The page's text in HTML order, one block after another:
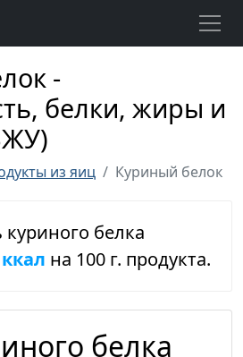
-
белки, жиры и
из яиц Куриный белок
белка
на 100 г. продукта.
белка